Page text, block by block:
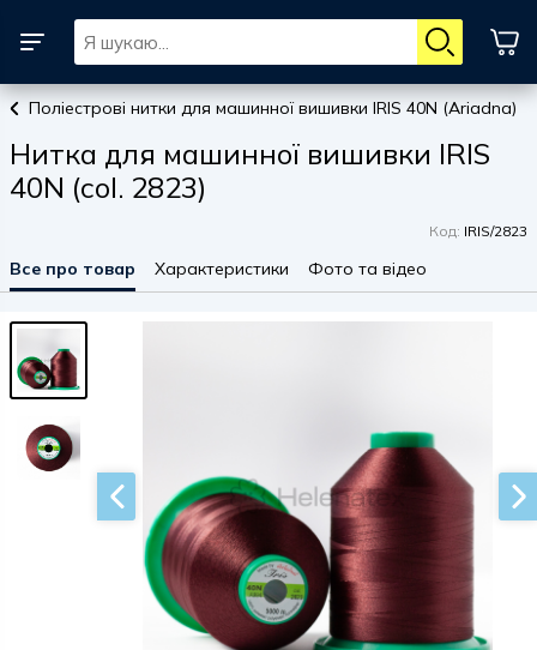
Поліестрові нитки для машинної вишивки IRIS 40N (Ariadna)
Нитка для машинної вишивки IRIS
40N (col. 2823)
Код: IRIS/2823
Все про товар Характеристики Фото та відео